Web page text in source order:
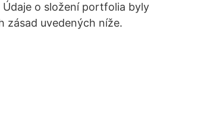
Údaje o složení portfolia byly
zásad uvedených níže.